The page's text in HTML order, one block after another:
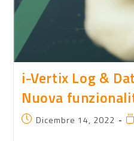
i-Vertix Log &
Nuova
Dicembre 14, 2022